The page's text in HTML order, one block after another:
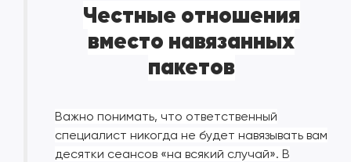
Честные отношения
вместо навязанных
пакетов
Важно понимать, что ответственный
специалист никогда не будет навязывать вам
десятки сеансов «на всякий случай». В